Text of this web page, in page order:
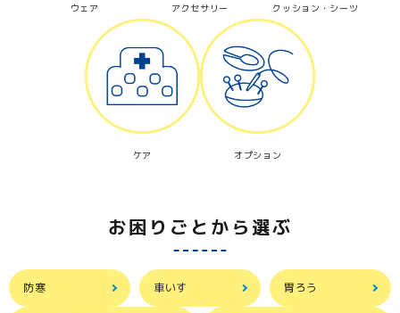
ウェア アクセサリー クッション・シーツ
ケア オプション
お困りごとから選ぶ
防寒 車いす 胃ろう